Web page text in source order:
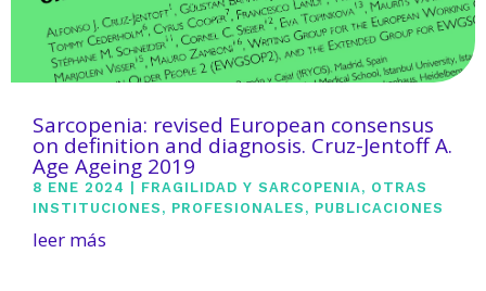
Sarcopenia: revised European consensus
on definition and diagnosis. Cruz-Jentoff A.
Age Ageing 2019
8 ENE 2024 FRAGILIDAD Y SARCOPENIA, OTRAS
INSTITUCIONES , PROFESIONALES , PUBLICACIONES
leer más